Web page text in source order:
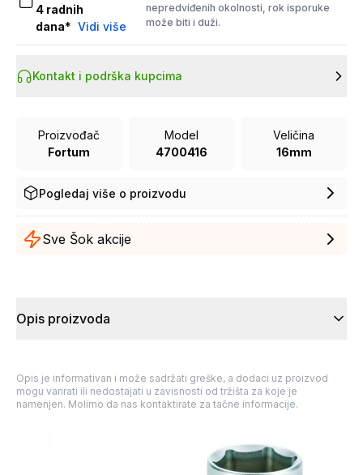
4 radnih
dana* Vidi više
nepredviđenih okolnosti, rok isporuke
može biti i duži.
Kontakt i podrška kupcima
Proizvođač
Fortum
Model
4700416
Veličina
16mm
Pogledaj više o proizvodu
Sve Šok akcije
Opis proizvoda
Opis je informativan i može sadržati greške, a dodaci uz proizvod
mogu varirati ili nedostajati u zavisnosti od tržišta za koje je
namenjen. Molimo da nas kontaktirate za tačne informacije.